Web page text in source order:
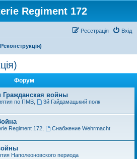
Regiment 172
Вхід
Реєстрація
Форум
Гражданская войны
по ПМВ,
3й Гайдамацький полк
Regiment 172,
Снабжение Wehrmacht
Наполеоновского периода